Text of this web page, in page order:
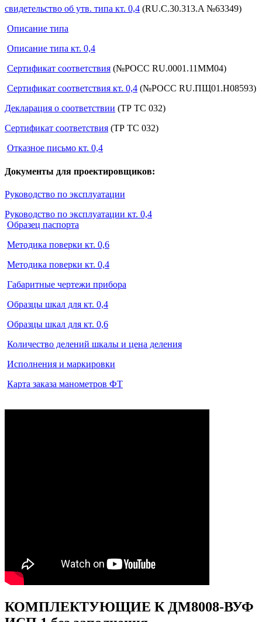
свидетельство об утв. типа кт. 0,4 (RU.C.30.313.A №63349)
Описание типа
Описание типа кт. 0,4
Сертификат соответствия (№РОСС RU.0001.11ММ04)
Сертификат соответствия кт. 0,4 (№РОСС RU.ПЩ01.Н08593)
Декларация о соответствии (ТР ТС 032)
Сертификат соответствия (ТР ТС 032)
Отказное письмо кт. 0,4
Документы для проектировщиков:
Руководство по эксплуатации
Руководство по эксплуатации кт. 0,4
Образец паспорта
Методика поверки кт. 0,6
Методика поверки кт. 0,4
Габаритные чертежи прибора
Образцы шкал для кт. 0,4
Образцы шкал для кт. 0,6
Количество делений шкалы и цена деления
Исполнения и маркировки
Карта заказа манометров ФТ
КОМПЛЕКТУЮЩИЕ К ДМ8008-ВУФ